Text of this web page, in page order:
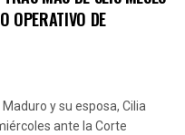
OPERATIVO DE
y su esposa, Cilia
ante la Corte